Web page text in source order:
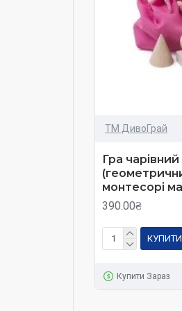
діяльності за
Метод
Малюк до
Мало
Спосіб
Методики
блоків.
За допомогою
ТМ ДивоГрай
Гра
монтесорі
390.00₴
КУПИТИ
Купити Зараз